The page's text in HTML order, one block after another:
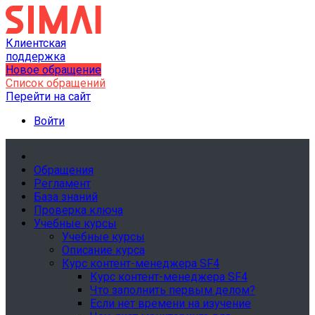
Клиентская
поддержка
Новое обращение
Список обращений
Перейти на сайт
Войти
Обращения
Регламент
База знаний
Проверка ключа
Учебные курсы
Учебные курсы
Описание курса
Курс контент-менеджера SF4
Курс контент-менеджера SF4
Что заполнить первым делом?
Если нет времени на изучение